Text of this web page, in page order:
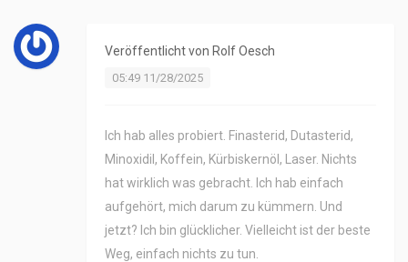
Veröffentlicht von Rolf Oesch
05:49 11/28/2025
Ich hab alles probiert. Finasterid, Dutasterid,
Minoxidil, Koffein, Kürbiskernöl, Laser. Nichts
hat wirklich was gebracht. Ich hab einfach
aufgehört, mich darum zu kümmern. Und
jetzt? Ich bin glücklicher. Vielleicht ist der beste
Weg, einfach nichts zu tun.